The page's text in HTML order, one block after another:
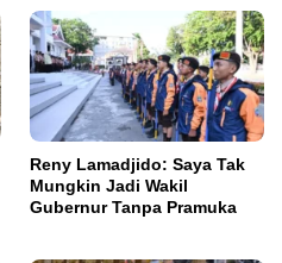
Reny Lamadjido: Saya Tak
Mungkin Jadi Wakil
Gubernur Tanpa Pramuka